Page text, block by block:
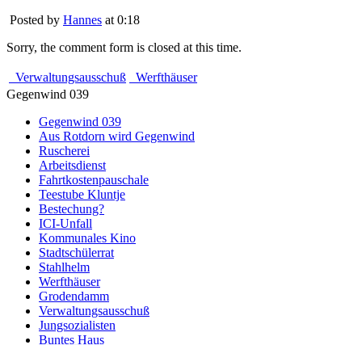
Posted by Hannes at 0:18
Sorry, the comment form is closed at this time.
Verwaltungsausschuß
Werfthäuser
Gegenwind 039
Gegenwind 039
Aus Rotdorn wird Gegenwind
Ruscherei
Arbeitsdienst
Fahrtkostenpauschale
Teestube Kluntje
Bestechung?
ICI-Unfall
Kommunales Kino
Stadtschülerrat
Stahlhelm
Werfthäuser
Grodendamm
Verwaltungsausschuß
Jungsozialisten
Buntes Haus